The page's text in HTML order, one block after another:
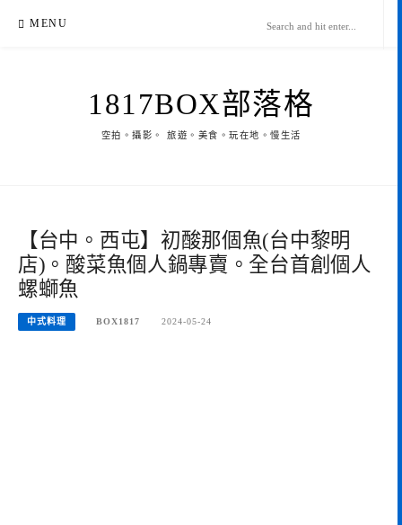
MENU
1817BOX部落格
空拍。攝影。 旅遊。美食。玩在地。慢生活
【台中。西屯】初酸那個魚(台中黎明
店)。酸菜魚個人鍋專賣。全台首創個人
螺螄魚
中式料理 BOX1817 2024-05-24